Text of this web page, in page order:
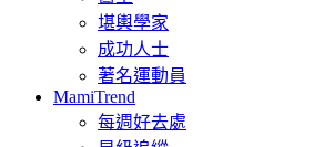
堪輿學家
成功人士
著名運動員
MamiTrend
每週好去處